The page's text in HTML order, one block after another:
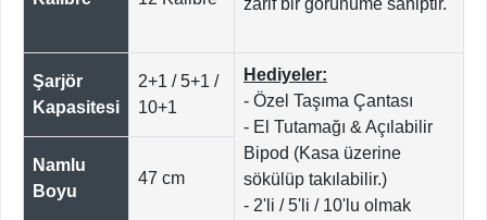
Şarjör
Kapasitesi
2+1 / 5+1 /
10+1
Hediyeler:
- Özel Taşıma Çantası
- El Tutamağı & Açılabilir
Bipod (Kasa üzerine
sökülüp takılabilir.)
- 2'li / 5'li / 10'lu olmak
Namlu
Boyu
47 cm